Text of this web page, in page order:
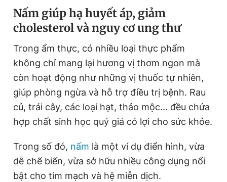
Theo dõi báo trên
Hotline
0906 645 777
Liên hệ quảng cáo
0908 780 404
Đặt báo Quảng cáo RSS Tòa soạn Chính sách bảo
Tổng biên tập: Nguyễn Ngọc Toàn
Phó tổng biên tập thường trực: Hải Thành
Phó tổng biên tập: Lâm Hiếu Dũng
Phó tổng biên tập: Trần Việt Hưng
Tổng thư ký tòa soạn: Đức Trung
Nấm giúp hạ huyết áp, giảm
cholesterol và nguy cơ ung thư
Trong ẩm thực, có nhiều loại thực phẩm
không chỉ mang lại hương vị thơm ngon mà
còn hoạt động như những vị thuốc tự nhiên,
giúp phòng ngừa và hỗ trợ điều trị bệnh. Rau
củ, trái cây, các loại hạt, thảo mộc… đều chứa
hợp chất sinh học quý giá có lợi cho sức khỏe.
Trong số đó, nấm là một ví dụ điển hình, vừa
dễ chế biến, vừa sở hữu nhiều công dụng nổi
bật cho tim mạch và hệ miễn dịch.